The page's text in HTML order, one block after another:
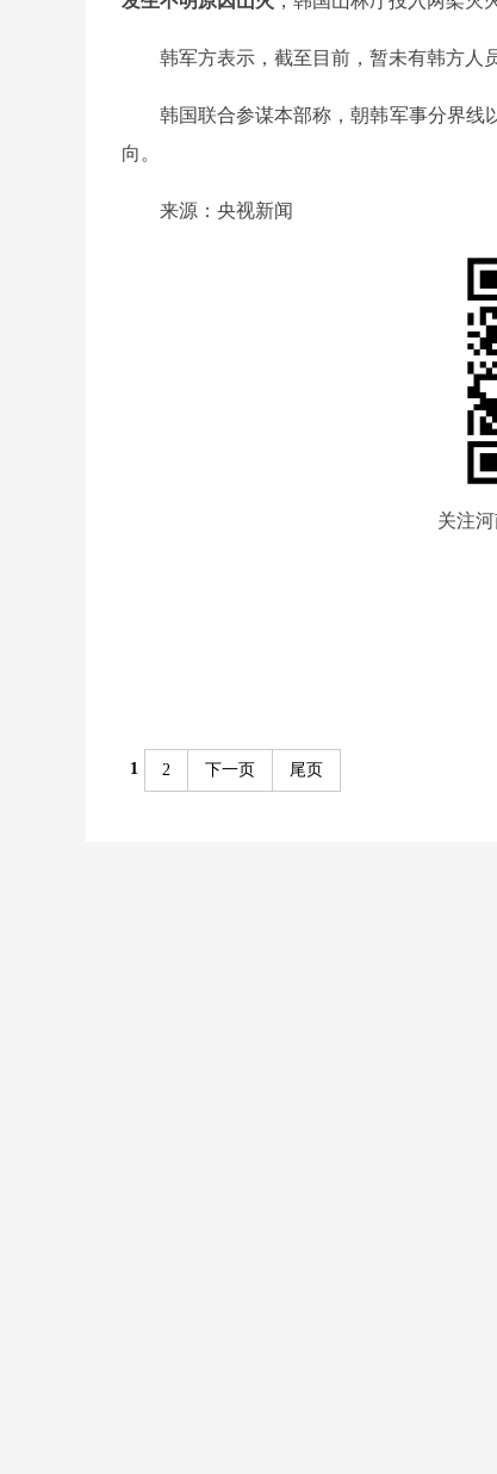
韩军方表示，截至目前，暂未有韩方人
韩国联合参谋本部称，朝韩军事分界线
向。
来源：央视新闻
关注
1 2 下一页 尾页